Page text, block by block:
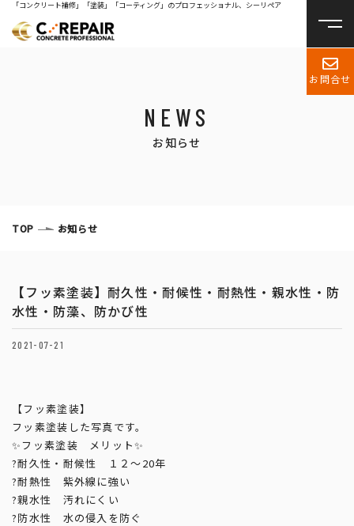
「コンクリート補修」「塗装」「コーティング」のプロフェッショナル、シーリペア
お問合せ
NEWS
お知らせ
TOP お知らせ
【フッ素塗装】耐久性・耐候性・耐熱性・親水性・防
水性・防藻、防かび性
2021-07-21
【フッ素塗装】
フッ素塗装した写真です。
✨フッ素塗装 メリット✨
?耐久性・耐候性 １２〜20年
?耐熱性 紫外線に強い
?親水性 汚れにくい
?防水性 水の侵入を防ぐ